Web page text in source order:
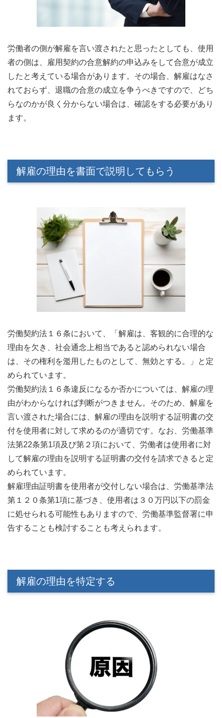
労働者の側が解雇を言い渡されたと思ったとしても、使用
者の側は、雇用契約の合意解約の申込みをして合意が成立
したと考えている場合があります。その場合、解雇はなさ
れておらず、退職の合意の成立を争うべきですので、どち
らなのかが良く分からない場合は、確認をする必要があり
ます。
解雇の理由を書面で説明してもらう
労働契約法１６条において、「解雇は、客観的に合理的な
理由を欠き、社会通念上相当であると認められない場合
は、その権利を濫用したものとして、無効とする。」と定
められています。
労働契約法１６条違反になるか否かについては、解雇の理
由がわからなければ判断がつきません。そのため、解雇を
言い渡された場合には、解雇の理由を説明する証明書の交
付を使用者に対して求めるのが適切です。なお、労働基準
法第22条第1項及び第２項において、労働者は使用者に対
して解雇の理由を説明する証明書の交付を請求できると定
められています。
解雇理由証明書を使用者が交付しない場合は、労働基準法
第１２０条第1項に基づき、使用者は３０万円以下の罰金
に処せられる可能性もありますので、労働基準監督署に申
告することも検討することも考えられます。
解雇の理由を特定する